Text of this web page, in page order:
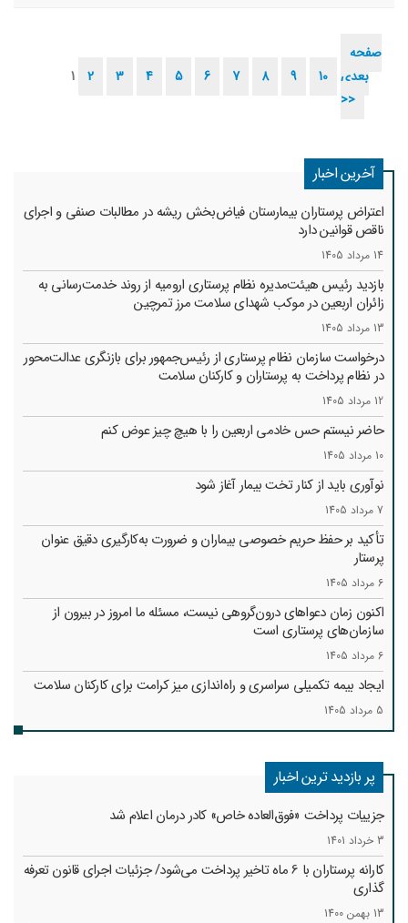
1 2 3 4 5 6 7 8 9 10
صفحه
بعدی
>>
آخرین اخبار
اعتراض پرستاران بیمارستان فیاض‌بخش ریشه در مطالبات صنفی و اجرای
ناقص قوانین دارد
14 مرداد 1405
بازدید رئیس هیئت‌مدیره نظام پرستاری ارومیه از روند خدمت‌رسانی به
زائران اربعین در موکب شهدای سلامت مرز تمرچین
13 مرداد 1405
درخواست سازمان نظام پرستاری از رئیس‌جمهور برای بازنگری عدالت‌محور
در نظام پرداخت به پرستاران و کارکنان سلامت
12 مرداد 1405
حاضر نیستم حس خادمی اربعین را با هیچ چیز عوض کنم
10 مرداد 1405
نوآوری باید از کنار تخت بیمار آغاز شود
7 مرداد 1405
تأکید بر حفظ حریم خصوصی بیماران و ضرورت به‌کارگیری دقیق عنوان
پرستار
6 مرداد 1405
اکنون زمان دعواهای درون‌گروهی نیست، مسئله ما امروز در بیرون از
سازمان‌های پرستاری است
6 مرداد 1405
ایجاد بیمه تکمیلی سراسری و راه‌اندازی میز کرامت برای کارکنان سلامت
5 مرداد 1405
پر بازدید ترین اخبار
جزییات پرداخت «فوق‌العاده خاص» کادر درمان اعلام شد
3 خرداد 1401
کارانه‌ پرستاران با 6 ماه تاخیر پرداخت می‌شود/ جزئیات اجرای قانون تعرفه
گذاری
13 بهمن 1400